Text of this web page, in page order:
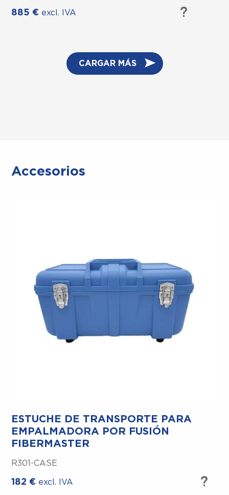
885 € excl. IVA
CARGAR MÁS
Accesorios
ESTUCHE DE TRANSPORTE PARA
EMPALMADORA POR FUSIÓN
FIBERMASTER
R301-CASE
182 € excl. IVA